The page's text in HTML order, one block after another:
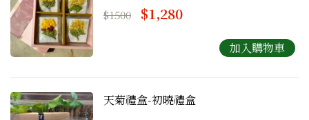
$1500 $1,280
天菊禮盒-初曉禮盒